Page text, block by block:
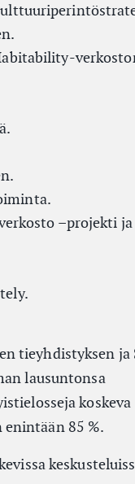
–projekti ja
tieyhdistyksen ja
lausuntonsa
koskeva
85 %.